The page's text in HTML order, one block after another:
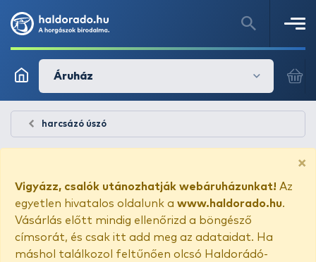
Áruház
harcsázó úszó
×
Vigyázz, csalók utánozhatják webáruházunkat! Az
egyetlen hivatalos oldalunk a www.haldorado.hu.
Vásárlás előtt mindig ellenőrizd a böngésző
címsorát, és csak itt add meg az adataidat. Ha
máshol találkozol feltűnően olcsó Haldorádó-